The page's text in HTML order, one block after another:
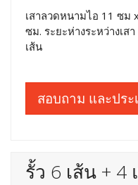
เสาลวดหนามไอ 11 ซม
ซม. ระยะห่างระหว่างเส
เส้น
สอบถาม และประ
รั้ว 6 เส้น + 4